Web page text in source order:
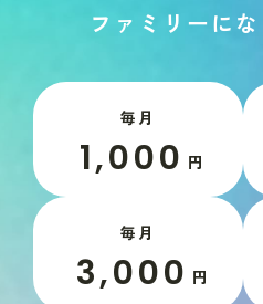
フ ァ ミ リ ーに な
毎月
1,000 円
毎月
3,000 円